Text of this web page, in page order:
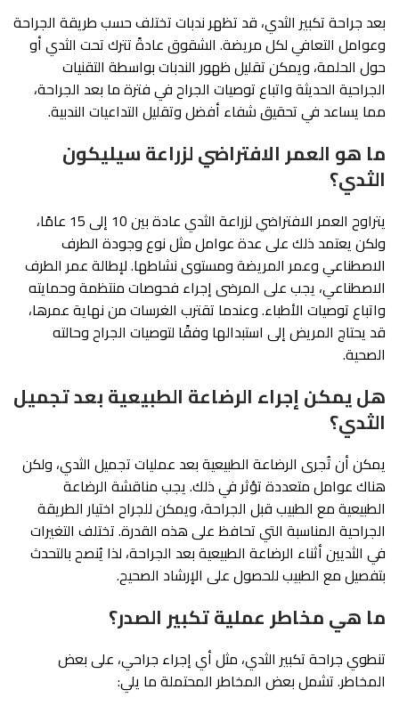
بعد جراحة تكبير الثدي، قد تظهر ندبات تختلف حسب طريقة الجراحة
وعوامل التعافي لكل مريضة. الشقوق عادةً تترك تحت الثدي أو
حول الحلمة، ويمكن تقليل ظهور الندبات بواسطة التقنيات
الجراحية الحديثة واتباع توصيات الجراح في فترة ما بعد الجراحة،
مما يساعد في تحقيق شفاء أفضل وتقليل التداعيات الندبية.
ما هو العمر الافتراضي لزراعة سيليكون
الثدي؟
يتراوح العمر الافتراضي لزراعة الثدي عادة بين 10 إلى 15 عامًا،
ولكن يعتمد ذلك على عدة عوامل مثل نوع وجودة الطرف
الاصطناعي وعمر المريضة ومستوى نشاطها. لإطالة عمر الطرف
الاصطناعي، يجب على المرضى إجراء فحوصات منتظمة وحمايته
واتباع توصيات الأطباء. وعندما تقترب الغرسات من نهاية عمرها،
قد يحتاج المريض إلى استبدالها وفقًا لتوصيات الجراح وحالته
الصحية.
هل يمكن إجراء الرضاعة الطبيعية بعد تجميل
الثدي؟
يمكن أن تُجرى الرضاعة الطبيعية بعد عمليات تجميل الثدي، ولكن
هناك عوامل متعددة تؤثر في ذلك. يجب مناقشة الرضاعة
الطبيعية مع الطبيب قبل الجراحة، ويمكن للجراح اختيار الطريقة
الجراحية المناسبة التي تحافظ على هذه القدرة. تختلف التغيرات
في الثديين أثناء الرضاعة الطبيعية بعد الجراحة، لذا يُنصح بالتحدث
بتفصيل مع الطبيب للحصول على الإرشاد الصحيح.
ما هي مخاطر عملية تكبير الصدر؟
تنطوي جراحة تكبير الثدي، مثل أي إجراء جراحي، على بعض
المخاطر. تشمل بعض المخاطر المحتملة ما يلي: